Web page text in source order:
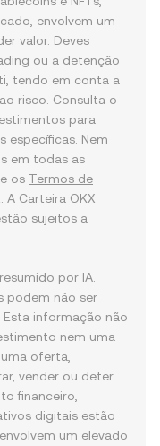
envolvem um
valor. Deves
ou a detenção
tendo em conta a
risco. Consulta o
para
específicas. Nem
em todas as
os Termos de
A Carteira OKX
sujeitos a
por IA.
podem não ser
informação não
nem uma
oferta,
vender ou deter
financeiro,
digitais estão
um elevado